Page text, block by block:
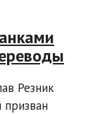
Резник
призван